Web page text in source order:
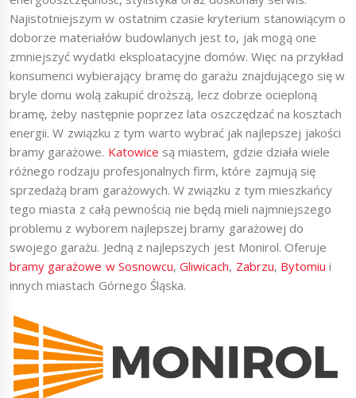
Najistotniejszym w ostatnim czasie kryterium stanowiącym o
doborze materiałów budowlanych jest to, jak mogą one
zmniejszyć wydatki eksploatacyjne domów. Więc na przykład
konsumenci wybierający bramę do garażu znajdującego się w
bryle domu wolą zakupić droższą, lecz dobrze ocieploną
bramę, żeby następnie poprzez lata oszczędzać na kosztach
energii. W związku z tym warto wybrać jak najlepszej jakości
bramy garażowe. Katowice są miastem, gdzie działa wiele
różnego rodzaju profesjonalnych firm, które zajmują się
sprzedażą bram garażowych. W związku z tym mieszkańcy
tego miasta z całą pewnością nie będą mieli najmniejszego
problemu z wyborem najlepszej bramy garażowej do
swojego garażu. Jedną z najlepszych jest Monirol. Oferuje
bramy garażowe w Sosnowcu,Gliwicach, Zabrzu, Bytomiu i
innych miastach Górnego Śląska.